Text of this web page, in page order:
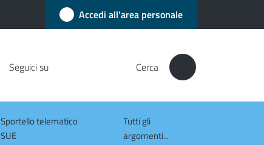
Accedi all'area personale
Seguici su Cerca
Sportello telematico
SUE
Tutti gli
argomenti...
Menu selezionato